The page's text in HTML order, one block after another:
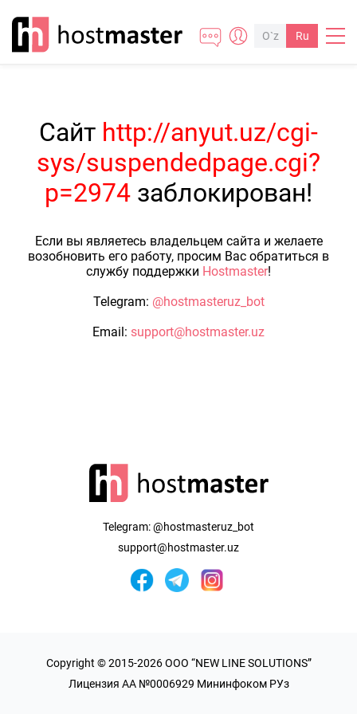
O`z Ru
Сайт http://anyut.uz/cgi-
sys/suspendedpage.cgi?
p=2974 заблокирован!
Если вы являетесь владельцем сайта и желаете
возобновить его работу, просим Вас обратиться в
службу поддержки Hostmaster!
Telegram: @hostmasteruz_bot
Email: support@hostmaster.uz
Telegram:@hostmasteruz_bot
support@hostmaster.uz
Copyright © 2015-2026 OOO “NEW LINE SOLUTIONS”
Лицензия AA №0006929 Мининфоком РУз